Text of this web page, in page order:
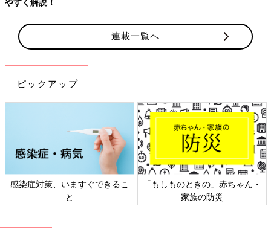
連載一覧へ
ピックアップ
感染症対策、いますぐできるこ
と
「もしものときの」赤ちゃん・
家族の防災